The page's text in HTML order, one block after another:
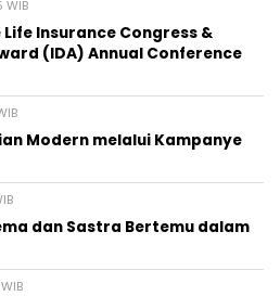
WIB
Insurance Congress &
(IDA) Annual Conference
Modern melalui Kampanye
dan Sastra Bertemu dalam